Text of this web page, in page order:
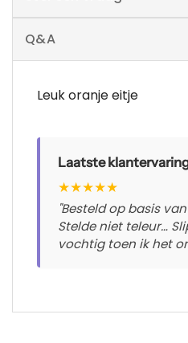
Q&A
Leuk oranje eitje
Laatste
★★★★★
"Besteld op basis
Stelde niet teleur…
vochtig toen ik het